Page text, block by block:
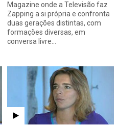
Magazine onde a Televisão faz
Zapping a si própria e confronta
duas gerações distintas, com
formações diversas, em
conversa livre…